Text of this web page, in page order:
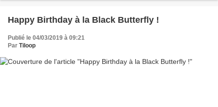
Happy Birthday à la Black Butterfly !
Publié le 04/03/2019 à 09:21
Par Tiloop